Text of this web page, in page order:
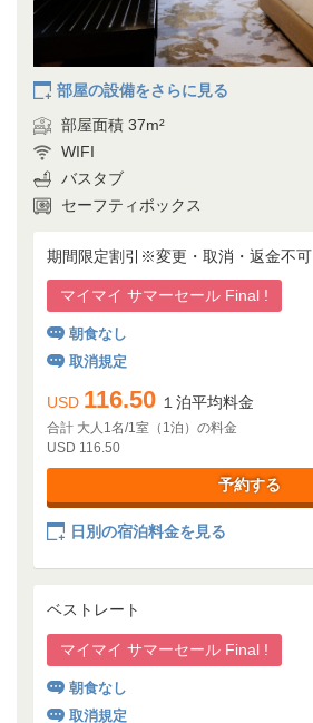
部屋の設備をさらに見る
部屋面積 37m²
WIFI
バスタブ
セーフティボックス
期間限定割引※変更・取消・返金不可
マイマイ サマーセール Final !
朝食なし
取消規定
USD 116.50 １泊平均料金
合計 大人1名/1室（1泊）の料金
USD 116.50
予約する
日別の宿泊料金を見る
ベストレート
マイマイ サマーセール Final !
朝食なし
取消規定